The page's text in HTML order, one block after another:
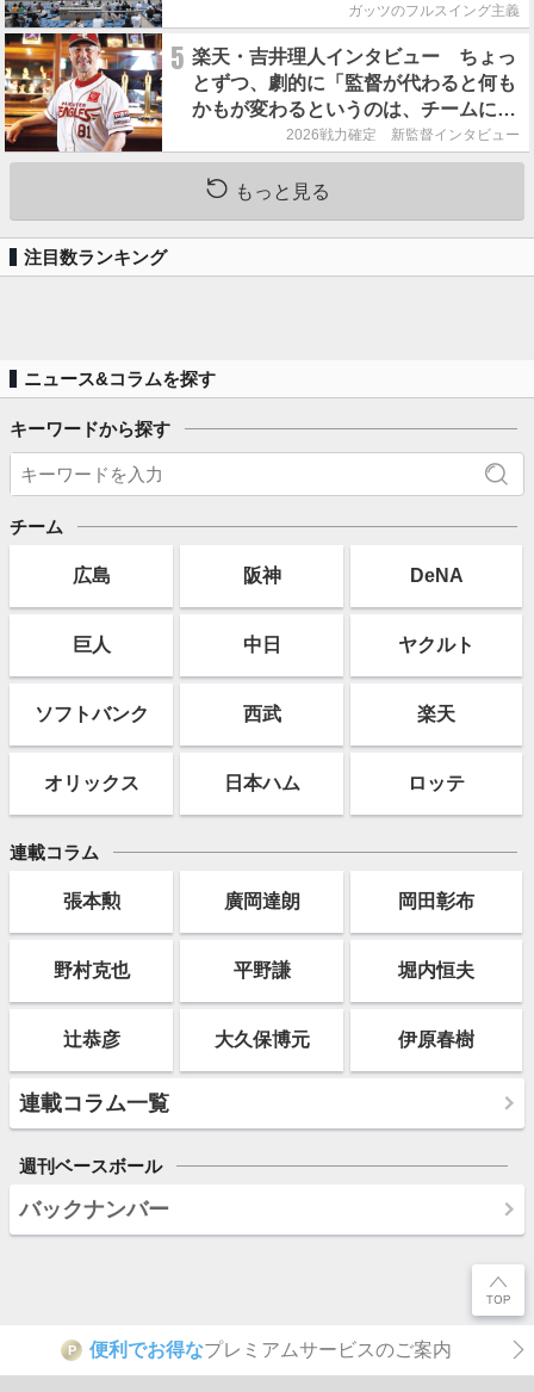
ガッツのフルスイング主義
5 楽天・吉井理人インタビュー ちょっ
とずつ、劇的に「監督が代わると何も
かもが変わるというのは、チームにと
って良くないことなんです」
2026戦力確定 新監督インタビュー
もっと見る
注目数ランキング
ニュース&コラムを探す
キーワードから探す
チーム
広島 阪神 DeNA
巨人 中日 ヤクルト
ソフト バンク 西武 楽天
オリックス 日本ハム ロッテ
連載コラム
張本勲 廣岡達朗 岡田彰布
野村克也 平野謙 堀内恒夫
辻恭彦 大久保博元 伊原春樹
連載コラム一覧
週刊ベースボール
バックナンバー
P 便利でお得なプレミアムサービスのご案内